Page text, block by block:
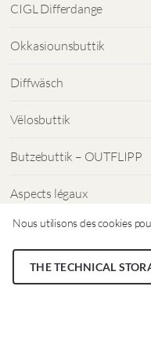
Nous utilisons des cookies
THE TECHNICAL
CIGL Differdange
Okkasiounsbuttik
Diffwäsch
Vëlosbuttik
Butzebuttik – OUTFLIPP
Aspects légaux
Protection des données